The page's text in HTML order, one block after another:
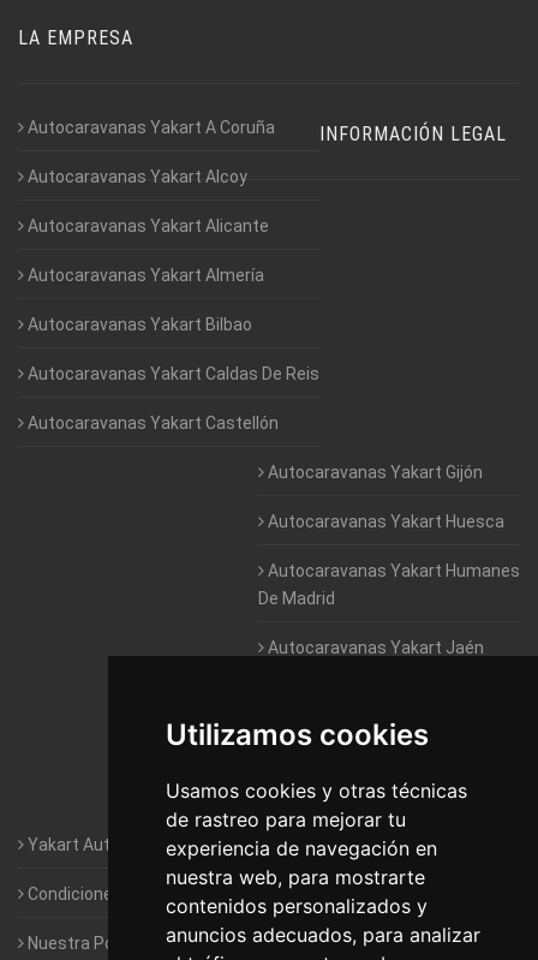
Utilizamos cookies
Usamos cookies y otras técnicas
de rastreo para mejorar tu
experiencia de navegación en
nuestra web, para mostrarte
contenidos personalizados y
anuncios adecuados, para analizar
LA EMPRESA
Autocaravanas Yakart A Coruña
Autocaravanas Yakart Alcoy
Autocaravanas Yakart Alicante
Autocaravanas Yakart Almería
Autocaravanas Yakart Bilbao
Autocaravanas Yakart Caldas De Reis
Autocaravanas Yakart Castellón
Autocaravanas Yakart Gijón
Autocaravanas Yakart Huesca
Autocaravanas Yakart Humanes
De Madrid
Autocaravanas Yakart Jaén
Autocaravanas Yakart Valencia
Autocaravanas Yakart Vitoria
INFORMACIÓN LEGAL
Yakart Autocaravanas · La empresa
Condiciones de Alquiler de Yakart
Nuestra Política de Privacidad